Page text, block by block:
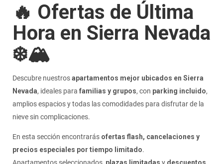
Apartamentos
▾
Actividades
Ofertas
La Estación
Contáctenos
Anunciar Propiedad
🔥 Ofertas de Última
Hora en Sierra Nevada
❄️🏔️
Descubre nuestrosapartamentos mejor ubicados en Sierra
Nevada, ideales para familias y grupos, con parking incluido,
amplios espacios y todas las comodidades para disfrutar de la
nieve sin complicaciones.
En esta sección encontrarás ofertas flash, cancelaciones y
precios especiales por tiempo limitado.